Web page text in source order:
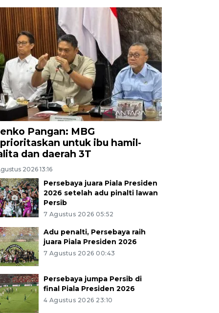
Pangan: MBG
untuk ibu hamil-
dan daerah 3T
2026 13:16
Persebaya juara Piala Presiden
2026 setelah adu pinalti lawan
Persib
7 Agustus 2026 05:52
Adu penalti, Persebaya raih
juara Piala Presiden 2026
7 Agustus 2026 00:43
Persebaya jumpa Persib di
final Piala Presiden 2026
4 Agustus 2026 23:10